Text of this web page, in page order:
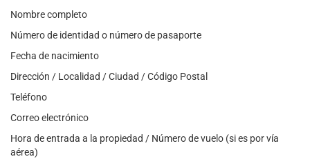
Nombre completo
Número de identidad o número de pasaporte
Fecha de nacimiento
Dirección / Localidad / Ciudad / Código Postal
Teléfono
Correo electrónico
Hora de entrada a la propiedad / Número de vuelo (si es por vía
aérea)